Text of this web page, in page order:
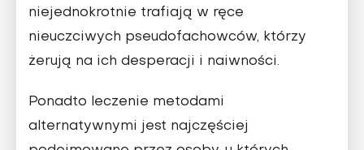
niejednokrotnie trafiają w ręce
nieuczciwych pseudofachowców, którzy
żerują na ich desperacji i naiwności.
Ponadto leczenie metodami
alternatywnymi jest najczęściej